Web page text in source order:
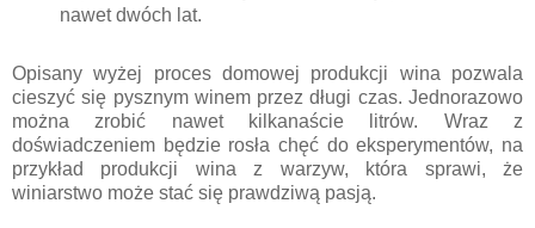
nawet dwóch lat.
Opisany wyżej proces domowej produkcji wina pozwala
cieszyć się pysznym winem przez długi czas. Jednorazowo
można zrobić nawet kilkanaście litrów. Wraz z
doświadczeniem będzie rosła chęć do eksperymentów, na
przykład produkcji wina z warzyw, która sprawi, że
winiarstwo może stać się prawdziwą pasją.